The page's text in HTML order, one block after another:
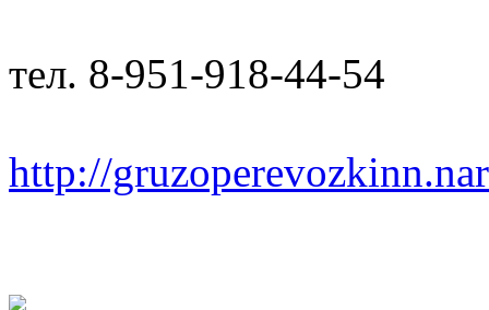
тел. 8-951-918-44-54
http://